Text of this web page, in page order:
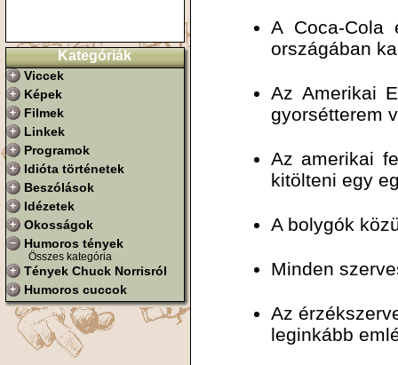
Kategóriák
Viccek
Képek
Filmek
Linkek
Programok
Idióta történetek
Beszólások
Idézetek
Okosságok
Humoros tények
Összes kategória
Tények Chuck Norrisról
Humoros cuccok
A Coca-Cola
országában
Az Amerikai
gyorsétterem
Az amerikai
kitölteni egy
A bolygók
Minden
Az
leginkább